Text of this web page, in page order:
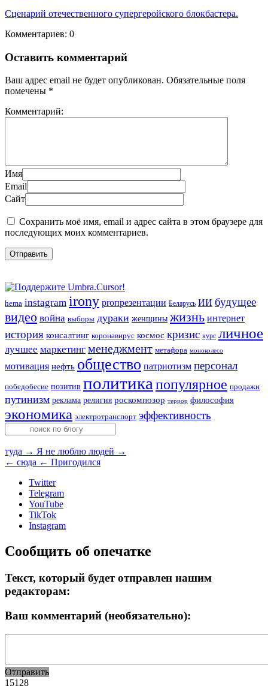
Сценарий отечественного супергеройского блокбастера.
Комментариев: 0
Оставить комментарий
Ваш адрес email не будет опубликован. Обязательные поля
помечены *
Комментарий:
Имя
Email
Сайт
Сохранить моё имя, email и адрес сайта в этом браузере для
последующих моих комментариев.
hema instagram irony proпрезентации Беларусь ИИ будущее
видео война выборы дураки женщины жизнь интернет
история консалтинг коронавирус космос кризис курс личное
лучшее маркетинг менеджмент метафора моноколесо
мотивация нефть общество патриотизм персонал
победобесие позитив политика популярное продажи
путинизм реклама религия роскомпозор террор философия
экономика электротранспорт эффективность
туда → Я не люблю людей →
← сюда ← Пригодился
Twitter
Telegram
YouTube
TikTok
Instagram
Сообщить об опечатке
Текст, который будет отправлен нашим
редакторам:
Ваш комментарий (необязательно):
Отправить
15128